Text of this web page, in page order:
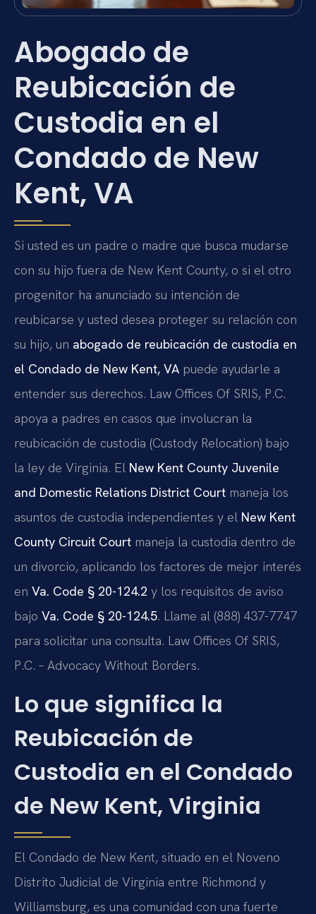
Abogado de
Reubicación de
Custodia en el
Condado de New
Kent, VA
Si usted es un padre o madre que busca mudarse
con su hijo fuera de New Kent County, o si el otro
progenitor ha anunciado su intención de
reubicarse y usted desea proteger su relación con
su hijo, un abogado de reubicación de custodia en
el Condado de New Kent, VA puede ayudarle a
entender sus derechos. Law Offices Of SRIS, P.C.
apoya a padres en casos que involucran la
reubicación de custodia (Custody Relocation) bajo
la ley de Virginia. El New Kent County Juvenile
and Domestic Relations District Court maneja los
asuntos de custodia independientes y el New Kent
County Circuit Court maneja la custodia dentro de
un divorcio, aplicando los factores de mejor interés
en Va. Code § 20-124.2 y los requisitos de aviso
bajo Va. Code § 20-124.5. Llame al (888) 437-7747
para solicitar una consulta. Law Offices Of SRIS,
P.C. – Advocacy Without Borders.
Lo que significa la
Reubicación de
Custodia en el Condado
de New Kent, Virginia
El Condado de New Kent, situado en el Noveno
Distrito Judicial de Virginia entre Richmond y
Williamsburg, es una comunidad con una fuerte